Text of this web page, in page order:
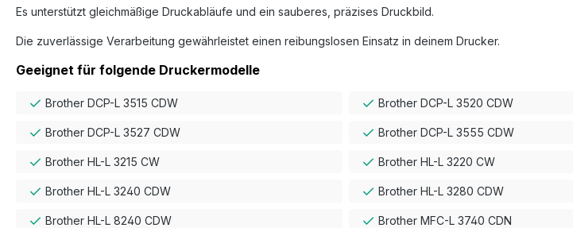
Es unterstützt gleichmäßige Druckabläufe und ein sauberes, präzises Druckbild.
Die zuverlässige Verarbeitung gewährleistet einen reibungslosen Einsatz in deinem Drucker.
Geeignet für folgende Druckermodelle
Brother DCP-L 3515 CDW Brother DCP-L 3520 CDW
Brother DCP-L 3527 CDW Brother DCP-L 3555 CDW
Brother HL-L 3215 CW Brother HL-L 3220 CW
Brother HL-L 3240 CDW Brother HL-L 3280 CDW
Brother HL-L 8240 CDW Brother MFC-L 3740 CDN